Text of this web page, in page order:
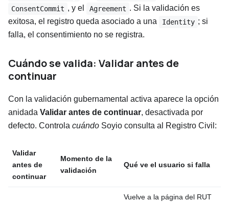
ConsentCommit , y el Agreement . Si la validación es
exitosa, el registro queda asociado a una
Identity ; si
falla, el consentimiento no se registra.
Cuándo se valida: Validar antes de
continuar
Con la validación gubernamental activa aparece la opción
anidada Validar antes de continuar, desactivada por
defecto. Controla cuándo Soyio consulta al Registro Civil:
Validar
antes de
continuar
Momento de la
validación
Qué ve el usuario si falla
Vuelve a la página del RUT